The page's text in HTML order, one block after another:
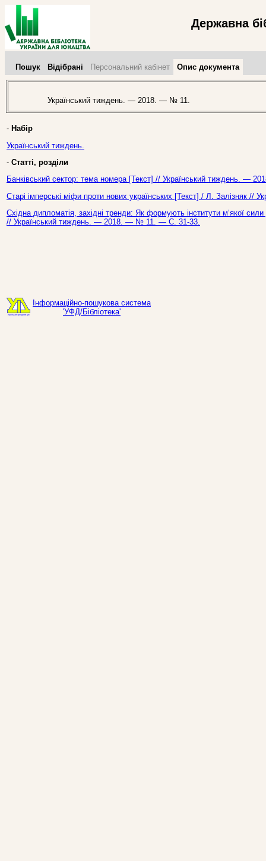
Державна
Пошук Відібрані Персональний кабінет Опис документа
Український тиждень. — 2018. — № 11.
- Набір
Український тиждень.
- Статті, розділи
Банківський сектор: тема номера [Текст] // Український тиждень. —
Старі імперські міфи проти нових українських [Текст] / Л.
Східна дипломатія, західні тренди: Як формують інститути м‘якої
// Український тиждень. — 2018. — № 11. — С. 31-33.
Інформаційно-пошукова система
'УФД/Бібліотека'